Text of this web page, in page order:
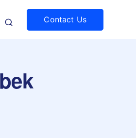
Contact Us